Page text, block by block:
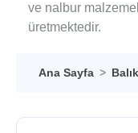
ve nalbur
üretmektedir.
Ana Sayfa